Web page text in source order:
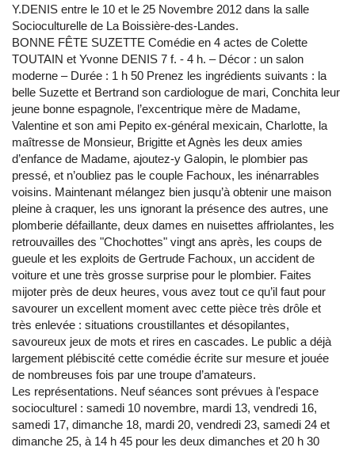
Y.DENIS entre le 10 et le 25 Novembre 2012 dans la salle
Socioculturelle de La Boissière-des-Landes.
BONNE FÊTE SUZETTE Comédie en 4 actes de Colette
TOUTAIN et Yvonne DENIS 7 f. - 4 h. – Décor : un salon
moderne – Durée : 1 h 50 Prenez les ingrédients suivants : la
belle Suzette et Bertrand son cardiologue de mari, Conchita leur
jeune bonne espagnole, l’excentrique mère de Madame,
Valentine et son ami Pepito ex-général mexicain, Charlotte, la
maîtresse de Monsieur, Brigitte et Agnès les deux amies
d’enfance de Madame, ajoutez-y Galopin, le plombier pas
pressé, et n’oubliez pas le couple Fachoux, les inénarrables
voisins. Maintenant mélangez bien jusqu’à obtenir une maison
pleine à craquer, les uns ignorant la présence des autres, une
plomberie défaillante, deux dames en nuisettes affriolantes, les
retrouvailles des "Chochottes" vingt ans après, les coups de
gueule et les exploits de Gertrude Fachoux, un accident de
voiture et une très grosse surprise pour le plombier. Faites
mijoter près de deux heures, vous avez tout ce qu’il faut pour
savourer un excellent moment avec cette pièce très drôle et
très enlevée : situations croustillantes et désopilantes,
savoureux jeux de mots et rires en cascades. Le public a déjà
largement plébiscité cette comédie écrite sur mesure et jouée
de nombreuses fois par une troupe d’amateurs.
Les représentations. Neuf séances sont prévues à l'espace
socioculturel : samedi 10 novembre, mardi 13, vendredi 16,
samedi 17, dimanche 18, mardi 20, vendredi 23, samedi 24 et
dimanche 25, à 14 h 45 pour les deux dimanches et 20 h 30